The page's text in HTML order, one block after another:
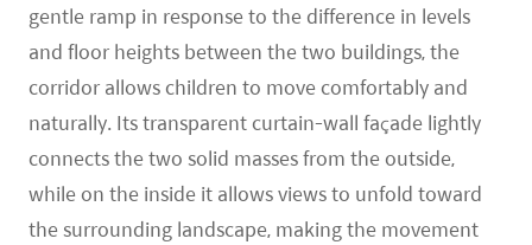
gentle ramp in response to the difference in levels
and floor heights between the two buildings, the
corridor allows children to move comfortably and
naturally. Its transparent curtain-wall façade lightly
connects the two solid masses from the outside,
while on the inside it allows views to unfold toward
the surrounding landscape, making the movement